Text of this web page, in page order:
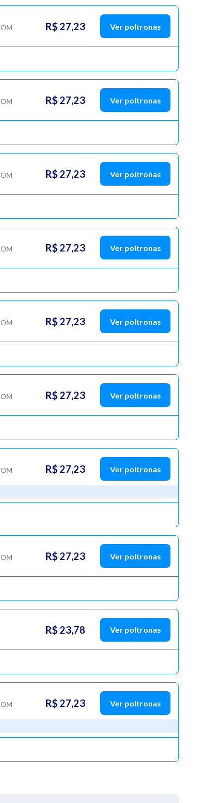
R$ 27,23 Ver poltronas
R$ 27,23 Ver poltronas
R$ 27,23 Ver poltronas
R$ 27,23 Ver poltronas
R$ 27,23 Ver poltronas
R$ 27,23 Ver poltronas
R$ 27,23 Ver poltronas
R$ 27,23 Ver poltronas
R$ 23,78 Ver poltronas
R$ 27,23 Ver poltronas